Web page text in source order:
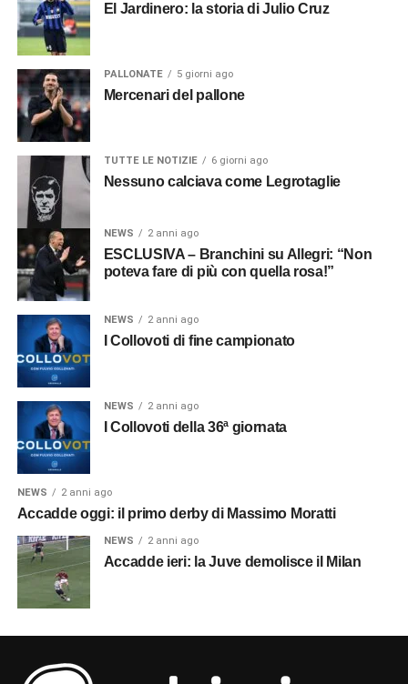
El Jardinero: la storia di Julio Cruz
PALLONATE 5 giorni ago
Mercenari del pallone
TUTTE LE NOTIZIE 6 giorni ago
Nessuno calciava come Legrotaglie
NEWS 2 anni ago
ESCLUSIVA – Branchini su Allegri: “Non
poteva fare di più con quella rosa!”
NEWS 2 anni ago
I Collovoti di fine campionato
NEWS 2 anni ago
I Collovoti della 36ª giornata
NEWS 2 anni ago
Accadde oggi: il primo derby di Massimo Moratti
NEWS 2 anni ago
Accadde ieri: la Juve demolisce il Milan